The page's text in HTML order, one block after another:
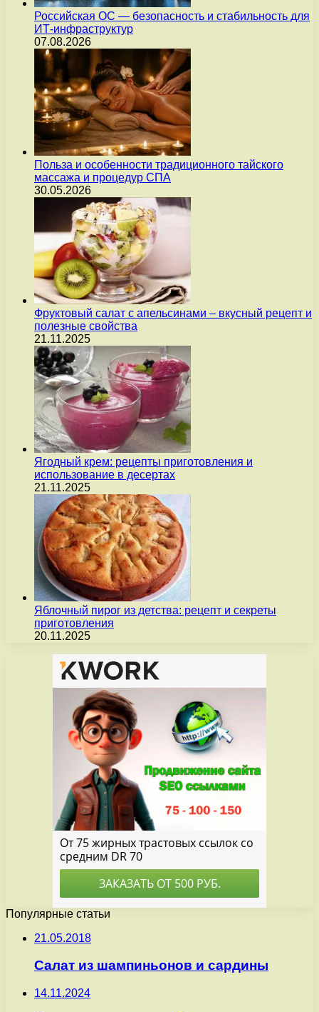
Российская ОС — безопасность и стабильность для
ИТ-инфраструктур
07.08.2026
Польза и особенности традиционного тайского
массажа и процедур СПА
30.05.2026
Фруктовый салат с апельсинами – вкусный рецепт и
полезные свойства
21.11.2025
Ягодный крем: рецепты приготовления и
использование в десертах
21.11.2025
Яблочный пирог из детства: рецепт и секреты
приготовления
20.11.2025
Популярные статьи
21.05.2018
Салат из шампиньонов и сардины
14.11.2024